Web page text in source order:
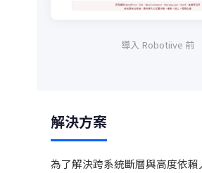
導入 Robotiive 前
解決方案
為了解決跨系統斷層與高度依賴